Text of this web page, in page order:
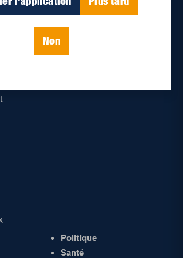
Non
Politique
Santé